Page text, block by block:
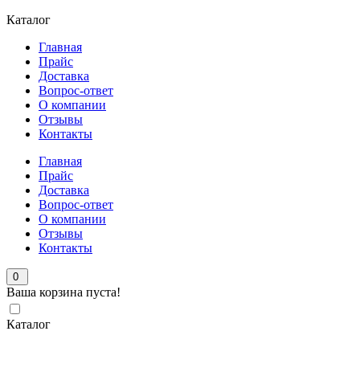
Каталог
Главная
Прайс
Доставка
Вопрос-ответ
О компании
Отзывы
Контакты
Главная
Прайс
Доставка
Вопрос-ответ
О компании
Отзывы
Контакты
0
Ваша корзина пуста!
Каталог